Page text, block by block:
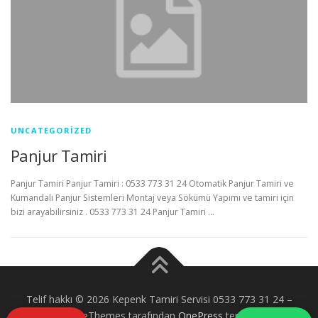
UNCATEGORIZED
Panjur Tamiri
Panjur Tamiri Panjur Tamiri : 0533 773 31 24 Otomatik Panjur Tamiri ve
Kumandalı Panjur Sistemleri Montaj veya Sökümü Yapımı ve tamiri için
bizi arayabilirsiniz . 0533 773 31 24 Panjur Tamiri …
Telif hakkı © 2026 Kepenk Tamiri Servisi 0533 773 31 24 –